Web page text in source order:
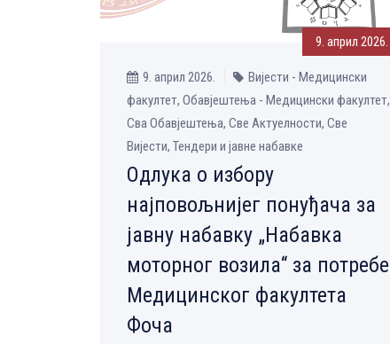
9. април 2026.
9. април 2026.
Вијести - Медицински
факултет, Обавјештења - Медицински факултет,
Сва Обавјештења, Све Aктуелности, Све
Вијести, Тендери и јавне набавке
Одлука о избору
најповољнијег понуђача за
јавну набавку „Набавка
моторног возила“ за потребе
Медицинског факултета
Фоча